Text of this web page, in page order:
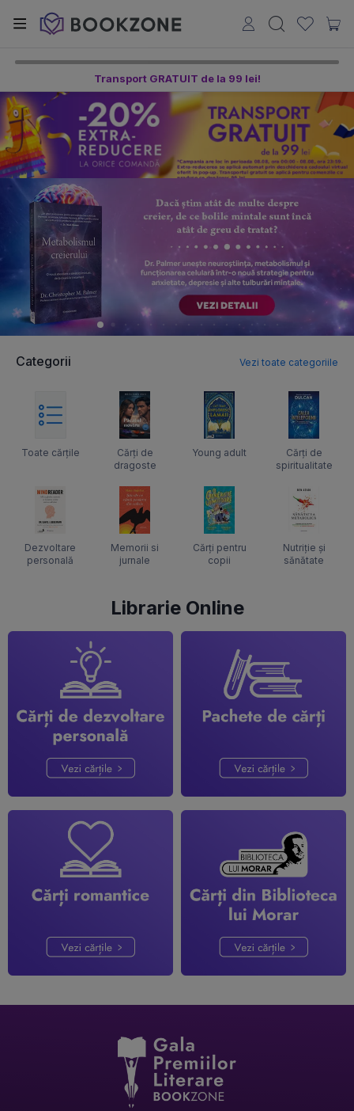
Transport GRATUIT de la 99 lei!
Categorii Vezi toate categoriile
Toate cărțile
Cărți de
dragoste
Young adult
Cărți de
spiritualitate
Dezvoltare
personală
Memorii si
jurnale
Cărți pentru
copii
Nutriție și
sănătate
Librarie Online